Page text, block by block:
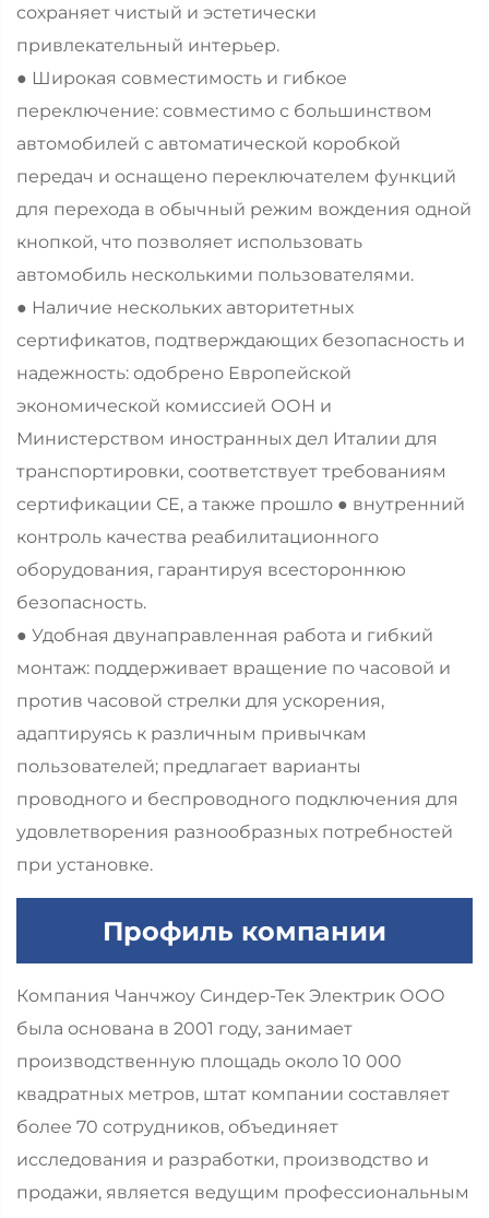
сохраняет чистый и эстетически
привлекательный интерьер.
● Широкая совместимость и гибкое
переключение: совместимо с большинством
автомобилей с автоматической коробкой
передач и оснащено переключателем функций
для перехода в обычный режим вождения одной
кнопкой, что позволяет использовать
автомобиль несколькими пользователями.
● Наличие нескольких авторитетных
сертификатов, подтверждающих безопасность и
надежность: одобрено Европейской
экономической комиссией ООН и
Министерством иностранных дел Италии для
транспортировки, соответствует требованиям
сертификации СЕ, а также прошло ● внутренний
контроль качества реабилитационного
оборудования, гарантируя всестороннюю
безопасность.
● Удобная двунаправленная работа и гибкий
монтаж: поддерживает вращение по часовой и
против часовой стрелки для ускорения,
адаптируясь к различным привычкам
пользователей; предлагает варианты
проводного и беспроводного подключения для
удовлетворения разнообразных потребностей
при установке.
Профиль компании
Компания Чанчжоу Синдер-Тек Электрик ООО
была основана в 2001 году, занимает
производственную площадь около 10 000
квадратных метров, штат компании составляет
более 70 сотрудников, объединяет
исследования и разработки, производство и
продажи, является ведущим профессиональным